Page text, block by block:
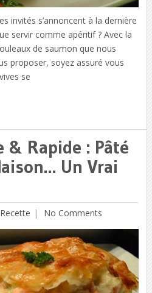
invités s’annoncent à la dernière
servir comme apéritif ? Avec la
de saumon que nous
proposer, soyez assuré vous
se
& Rapide : Pâté
Un Vrai
Recette No Comments